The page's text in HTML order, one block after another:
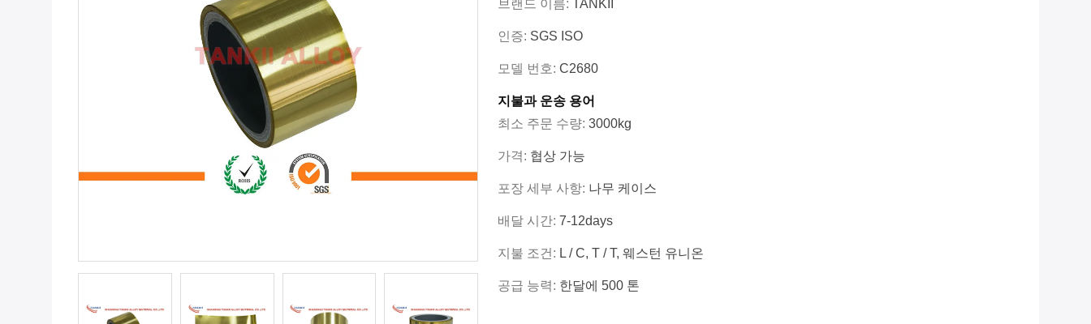
브랜드 이름: TANKII
인증: SGS ISO
모델 번호: C2680
지불과 운송 용어
최소 주문 수량: 3000kg
가격: 협상 가능
포장 세부 사항: 나무 케이스
배달 시간: 7-12days
지불 조건: L / C, T / T, 웨스턴 유니온
공급 능력: 한달에 500 톤